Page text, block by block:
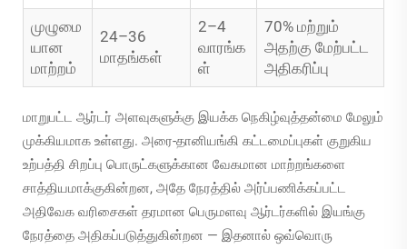
முழுமை
யான
மாற்றம்
24–36
மாதங்கள்
2–4
வாரங்க
ள்
70% மற்றும்
அதற்கு மேற்பட்ட
அதிகரிப்பு
மாறுபட்ட ஆர்டர் அளவுகளுக்கு இயக்க நெகிழ்வுத்தன்மை மேலும்
முக்கியமாக உள்ளது. அரை-தானியங்கி கட்டமைப்புகள் குறுகிய
உற்பத்தி சிறப்பு பொருட்களுக்கான வேகமான மாற்றங்களை
சாத்தியமாக்குகின்றன, அதே நேரத்தில் அர்ப்பணிக்கப்பட்ட
அதிவேக வரிசைகள் தரமான பெருமளவு ஆர்டர்களில் இயங்கு
நேரத்தை அதிகப்படுத்துகின்றன — இதனால் ஒவ்வொரு